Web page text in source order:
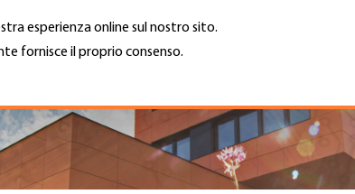
esperienza online sul nostro sito.
fornisce il proprio consenso.Cerca
Top
Menu